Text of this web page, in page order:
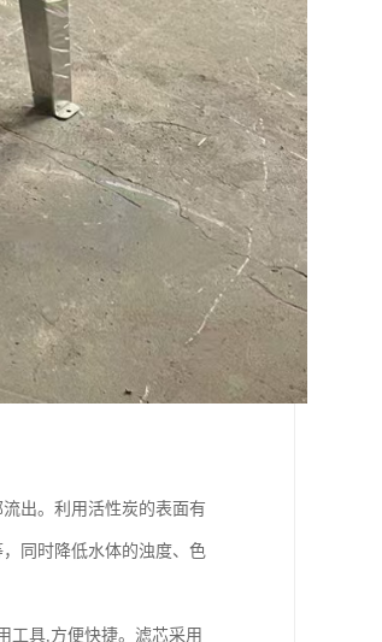
出。利用活性炭的表面有
同时降低水体的浊度、色
工具,方便快捷。滤芯采用